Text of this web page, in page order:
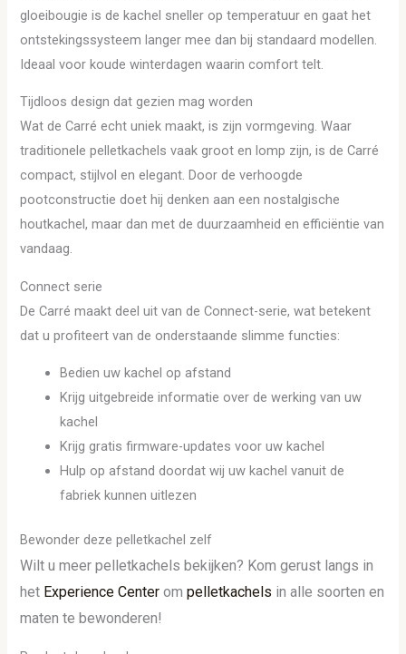
gloeibougie is de kachel sneller op temperatuur en gaat het
ontstekingssysteem langer mee dan bij standaard modellen.
Ideaal voor koude winterdagen waarin comfort telt.
Tijdloos design dat gezien mag worden
Wat de Carré echt uniek maakt, is zijn vormgeving. Waar
traditionele pelletkachels vaak groot en lomp zijn, is de Carré
compact, stijlvol en elegant. Door de verhoogde
pootconstructie doet hij denken aan een nostalgische
houtkachel, maar dan met de duurzaamheid en efficiëntie van
vandaag.
Connect serie
De Carré maakt deel uit van de Connect-serie, wat betekent
dat u profiteert van de onderstaande slimme functies:
Bedien uw kachel op afstand
Krijg uitgebreide informatie over de werking van uw
kachel
Krijg gratis firmware-updates voor uw kachel
Hulp op afstand doordat wij uw kachel vanuit de
fabriek kunnen uitlezen
Bewonder deze pelletkachel zelf
Wilt u meer pelletkachels bekijken? Kom gerust langs in
het Experience Center ompelletkachels in alle soorten en
maten te bewonderen!